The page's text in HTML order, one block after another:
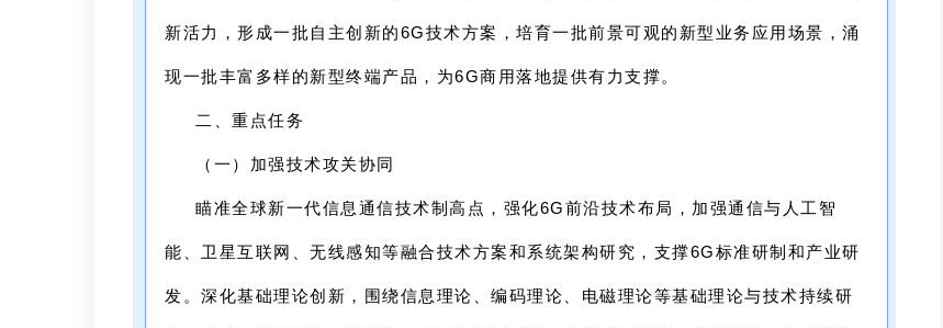
新活力，形成一批自主创新的6G技术方案，培育一批前景可观的新型业务应用场景，涌
现一批丰富多样的新型终端产品，为6G商用落地提供有力支撑。
二、重点任务
（一）加强技术攻关协同
瞄准全球新一代信息通信技术制高点，强化6G前沿技术布局，加强通信与人工智
能 、卫星互联网、无线感知等融合技术方案和系统架构研究，支撑6G标准研制和产业研
发。深化基础理论创新，围绕信息理论、编码理论、电磁理论等基础理论与技术持续研